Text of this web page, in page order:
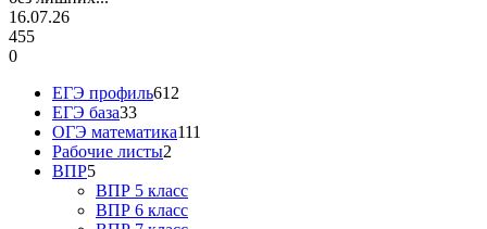
16.07.26
455
0
ЕГЭ профиль612
ЕГЭ база33
ОГЭ математика111
Рабочие листы2
ВПР5
ВПР 5 класс
ВПР 6 класс